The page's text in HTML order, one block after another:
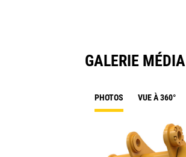
GALERIE MÉDIA
PHOTOS VUE À 360°